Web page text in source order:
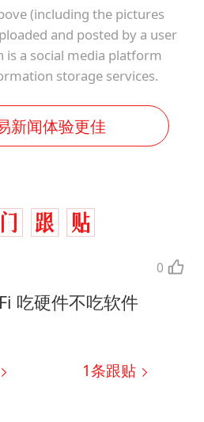
(including the pictures
and posted by a user
is a social media platform
storage services.
新闻体验更佳
0
吃硬件不吃软件
1条跟贴